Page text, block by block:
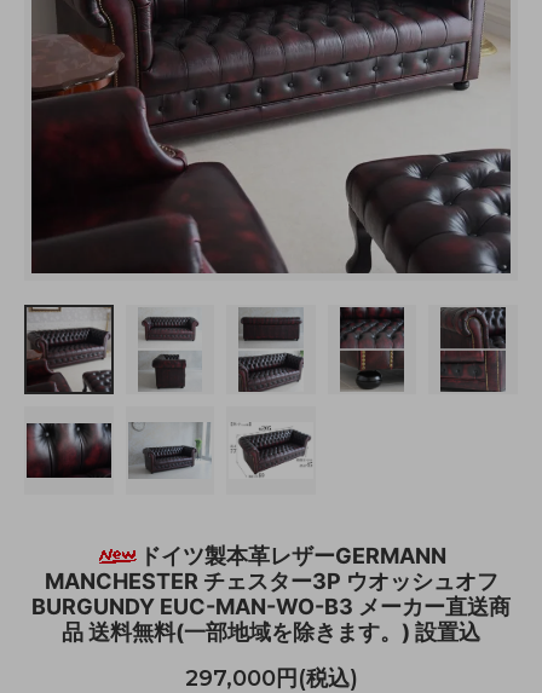
ドイツ製本革レザーGERMANN
MANCHESTER チェスター3P ウオッシュオフ
BURGUNDY EUC-MAN-WO-B3 メーカー直送商
品 送料無料(一部地域を除きます。) 設置込
297,000円(税込)